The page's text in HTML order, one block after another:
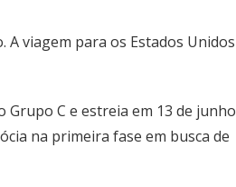
viagem para os Estados Unidos
Grupo C e estreia em 13 de junho
na primeira fase em busca de